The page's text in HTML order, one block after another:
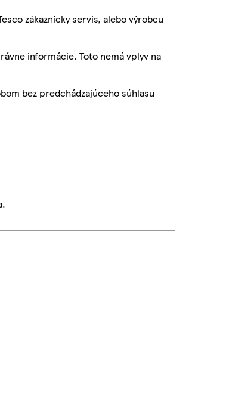
zákaznícky servis, alebo výrobcu
informácie. Toto nemá vplyv na
bez predchádzajúceho súhlasu